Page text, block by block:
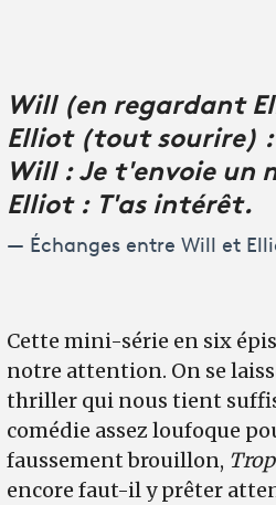
Will (en regardant
Elliot (tout sourire)
Will : Je t'envoie un
Elliot : T'as intérêt.
Échanges entre Will et
Cette mini-série en six
notre attention. On se
thriller qui nous tient
comédie assez loufoque
faussement brouillon,
encore faut-il y prêter